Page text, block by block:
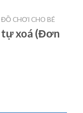
ĐỒ CHƠI CHO BÉ
tự xoá (Đơn